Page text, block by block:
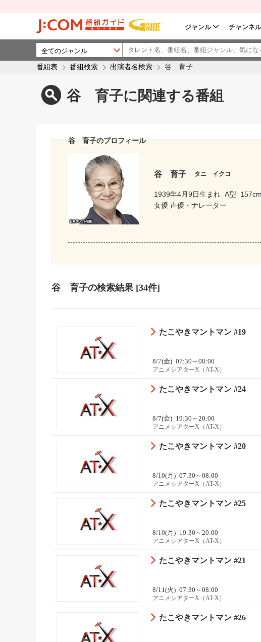
ジャンル チャンネ
番組表 番組検索 出演者名検索 谷 育子
谷 育子に関連する番組
谷 育子のプロフィール
谷 育子 タニ イクコ
1939年4月9日生まれ A型 157cm
女優 声優・ナレーター
谷 育子の検索結果 [34件]
たこやきマントマン #19
8/7(金) 07:30～08:00
アニメシアターX（AT-X）
たこやきマントマン #24
8/7(金) 19:30～20:00
アニメシアターX（AT-X）
たこやきマントマン #20
8/10(月) 07:30～08:00
アニメシアターX（AT-X）
たこやきマントマン #25
8/10(月) 19:30～20:00
アニメシアターX（AT-X）
たこやきマントマン #21
8/11(火) 07:30～08:00
アニメシアターX（AT-X）
たこやきマントマン #26